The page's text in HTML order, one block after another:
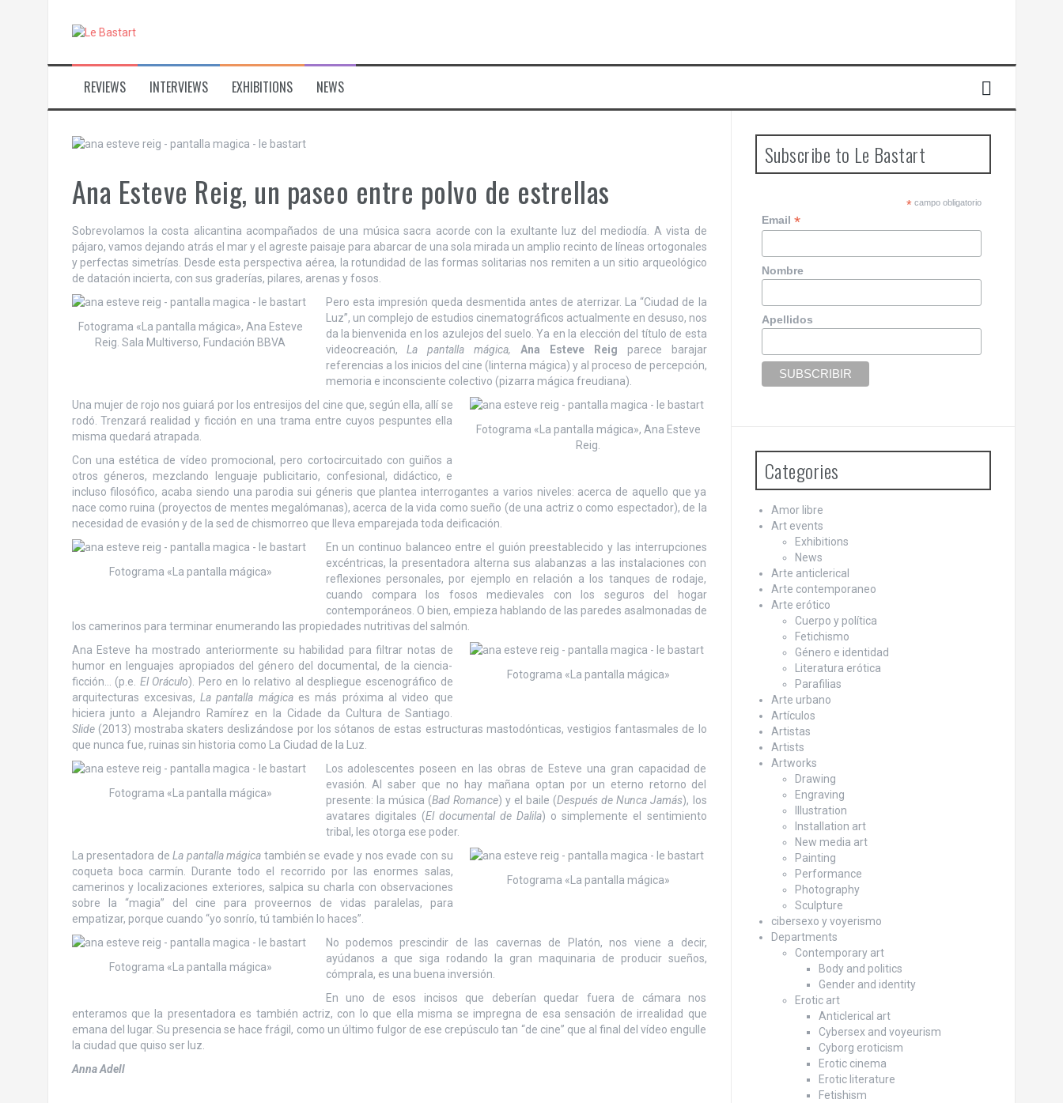
REVIEWS INTERVIEWS EXHIBITIONS NEWS
Ana Esteve Reig, un paseo entre polvo de estrellas
Sobrevolamos la costa alicantina acompañados de una música sacra acorde con la exultante luz del mediodía. A vista de
pájaro, vamos dejando atrás el mar y el agreste paisaje para abarcar de una sola mirada un amplio recinto de líneas ortogonales
y perfectas simetrías. Desde esta perspectiva aérea, la rotundidad de las formas solitarias nos remiten a un sitio arqueológico
de datación incierta, con sus graderías, pilares, arenas y fosos.
Fotograma «La pantalla mágica», Ana Esteve
Reig. Sala Multiverso, Fundación BBVA
Pero esta impresión queda desmentida antes de aterrizar. La “Ciudad de la
Luz”, un complejo de estudios cinematográficos actualmente en desuso, nos
da la bienvenida en los azulejos del suelo. Ya en la elección del título de esta
videocreación,La pantalla mágica, Ana Esteve Reig parece barajar
referencias a los inicios del cine (linterna mágica) y al proceso de percepción,
memoria e inconsciente colectivo (pizarra mágica freudiana).
Fotograma «La pantalla mágica», Ana Esteve
Reig.
Una mujer de rojo nos guiará por los entresijos del cine que, según ella, allí se
rodó. Trenzará realidad y ficción en una trama entre cuyos pespuntes ella
misma quedará atrapada.
Con una estética de vídeo promocional, pero cortocircuitado con guiños a
otros géneros, mezclando lenguaje publicitario, confesional, didáctico, e
incluso filosófico, acaba siendo una parodia sui géneris que plantea interrogantes a varios niveles: acerca de aquello que ya
nace como ruina (proyectos de mentes megalómanas), acerca de la vida como sueño (de una actriz o como espectador), de la
necesidad de evasión y de la sed de chismorreo que lleva emparejada toda deificación.
Fotograma «La pantalla mágica»
En un continuo balanceo entre el guión preestablecido y las interrupciones
excéntricas, la presentadora alterna sus alabanzas a las instalaciones con
reflexiones personales, por ejemplo en relación a los tanques de rodaje,
cuando compara los fosos medievales con los seguros del hogar
contemporáneos. O bien, empieza hablando de las paredes asalmonadas de
los camerinos para terminar enumerando las propiedades nutritivas del salmón.
Fotograma «La pantalla mágica»
Ana Esteve ha mostrado anteriormente su habilidad para filtrar notas de
humor en lenguajes apropiados del género del documental, de la ciencia-
ficción… (p.e. El Oráculo). Pero en lo relativo al despliegue escenográfico de
arquitecturas excesivas,La pantalla mágicaes más próxima al video que
hiciera junto a Alejandro Ramírez en la Cidade da Cultura de Santiago.
Slide(2013) mostraba skaters deslizándose por los sótanos de estas estructuras mastodónticas, vestigios fantasmales de lo
que nunca fue, ruinas sin historia como La Ciudad de la Luz.
Fotograma «La pantalla mágica»
Los adolescentes poseen en las obras de Esteve una gran capacidad de
evasión. Al saber que no hay mañana optan por un eterno retorno del
presente: la música (Bad Romance) y el baile (Después de Nunca Jamás), los
avatares digitales (El documental de Dalila) o simplemente el sentimiento
tribal, les otorga ese poder.
Fotograma «La pantalla mágica»
La presentadora deLa pantalla mágica también se evade y nos evade con su
coqueta boca carmín. Durante todo el recorrido por las enormes salas,
camerinos y localizaciones exteriores, salpica su charla con observaciones
sobre la “magia” del cine para proveernos de vidas paralelas, para
empatizar, porque cuando “yo sonrío, tú también lo haces”.
Fotograma «La pantalla mágica»
No podemos prescindir de las cavernas de Platón, nos viene a decir,
ayúdanos a que siga rodando la gran maquinaria de producir sueños,
cómprala, es una buena inversión.
En uno de esos incisos que deberían quedar fuera de cámara nos
enteramos que la presentadora es también actriz, con lo que ella misma se impregna de esa sensación de irrealidad que
emana del lugar. Su presencia se hace frágil, como un último fulgor de ese crepúsculo tan “de cine” que al final del vídeo engulle
la ciudad que quiso ser luz.
Anna Adell
Subscribe to Le Bastart
*campo obligatorio
Email*
Nombre
Apellidos
Categories
Amor libre
Art events
Exhibitions
News
Arte anticlerical
Arte contemporaneo
Arte erótico
Cuerpo y política
Fetichismo
Género e identidad
Literatura erótica
Parafilias
Arte urbano
Artículos
Artistas
Artists
Artworks
Drawing
Engraving
Illustration
Installation art
New media art
Painting
Performance
Photography
Sculpture
cibersexo y voyerismo
Departments
Contemporary art
Body and politics
Gender and identity
Erotic art
Anticlerical art
Cybersex and voyeurism
Cyborg eroticism
Erotic cinema
Erotic literature
Fetishism